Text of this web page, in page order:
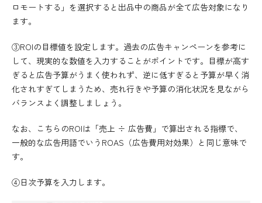
ロモートする」を選択すると出品中の商品が全て広告対象になり
ます。
③ROIの目標値を設定します。過去の広告キャンペーンを参考に
して、現実的な数値を入力することがポイントです。目標が高す
ぎると広告予算がうまく使われず、逆に低すぎると予算が早く消
化されすぎてしまうため、売れ行きや予算の消化状況を見ながら
バランスよく調整しましょう。
なお、こちらのROIは「売上 ÷ 広告費」で算出される指標で、
一般的な広告用語でいうROAS（広告費用対効果）と同じ意味で
す。
④日次予算を入力します。